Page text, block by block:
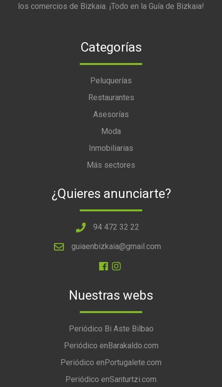
los comercios de Bizkaia. ¡Todo en la Guía de Bizkaia!
Categorías
Peluquerías
Restaurantes
Asesorías
Moda
Inmobiliarias
Más sectores
¿Quieres anunciarte?
94 472 32 22
guiaenbizkaia@gmail.com
Nuestras webs
Periódico Bi Aste Bilbao
Periódico enBarakaldo.com
Periódico enPortugalete.com
Periódico enSanturtzi.com